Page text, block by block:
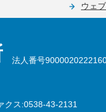
ウェ
法人番号
クス:0538-43-2131